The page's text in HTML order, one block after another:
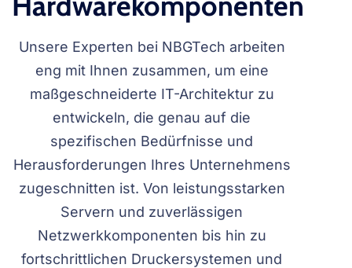
Unsere Experten bei NBGTech arbeiten
eng mit Ihnen zusammen, um eine
maßgeschneiderte IT-Architektur zu
entwickeln, die genau auf die
spezifischen Bedürfnisse und
Herausforderungen Ihres Unternehmens
zugeschnitten ist. Von leistungsstarken
Servern und zuverlässigen
Netzwerkkomponenten bis hin zu
fortschrittlichen Druckersystemen und